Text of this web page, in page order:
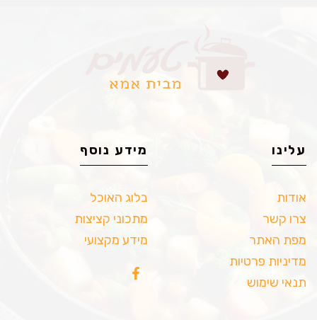
עלינו
אודות
צרו קשר
מפת האתר
מדיניות פרטיות
תנאי שימוש
מידע נוסף
בלוג האוכל
מתכוני קציצות
מידע מקצועי